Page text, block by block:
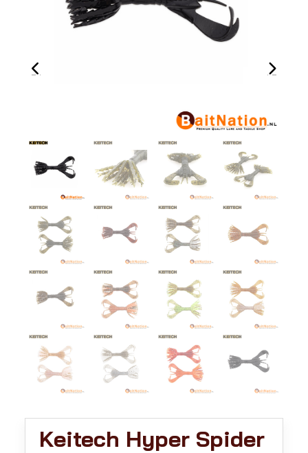
Keitech Hyper Spider